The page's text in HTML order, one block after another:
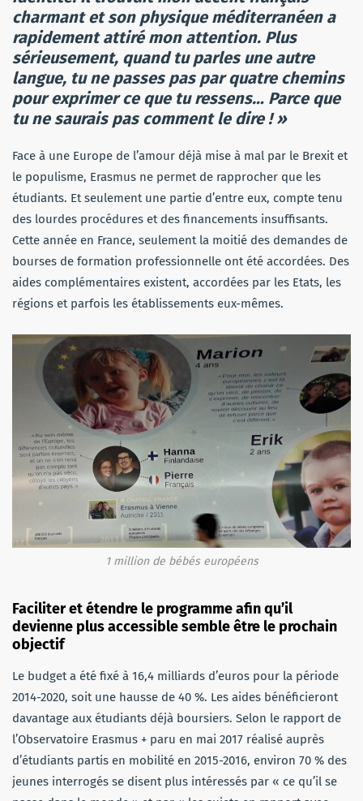
charmant et son physique méditerranéen a
rapidement attiré mon attention. Plus
sérieusement, quand tu parles une autre
langue, tu ne passes pas par quatre chemins
pour exprimer ce que tu ressens… Parce que
tu ne saurais pas comment le dire ! »
Face à une Europe de l’amour déjà mise à mal par le Brexit et
le populisme, Erasmus ne permet de rapprocher que les
étudiants. Et seulement une partie d’entre eux, compte tenu
des lourdes procédures et des financements insuffisants.
Cette année en France, seulement la moitié des demandes de
bourses de formation professionnelle ont été accordées. Des
aides complémentaires existent, accordées par les Etats, les
régions et parfois les établissements eux-mêmes.
1 million de bébés européens
Faciliter et étendre le programme afin qu’il
devienne plus accessible semble être le prochain
objectif
Le budget a été fixé à 16,4 milliards d’euros pour la ­période
2014-2020, soit une hausse de 40 %. Les aides bénéficieront
davantage aux étudiants déjà boursiers. Selon le rapport de
l’Observatoire Erasmus + paru en mai 2017 réalisé auprès
d’étudiants partis en mobilité en 2015-2016, environ 70 % des
jeunes interrogés se disent plus intéressés par « ce qu’il se